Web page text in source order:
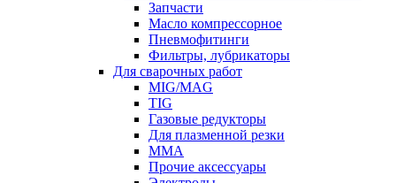
Запчасти
Масло компрессорное
Пневмофитинги
Фильтры, лубрикаторы
Для сварочных работ
MIG/MAG
TIG
Газовые редукторы
Для плазменной резки
ММА
Прочие аксессуары